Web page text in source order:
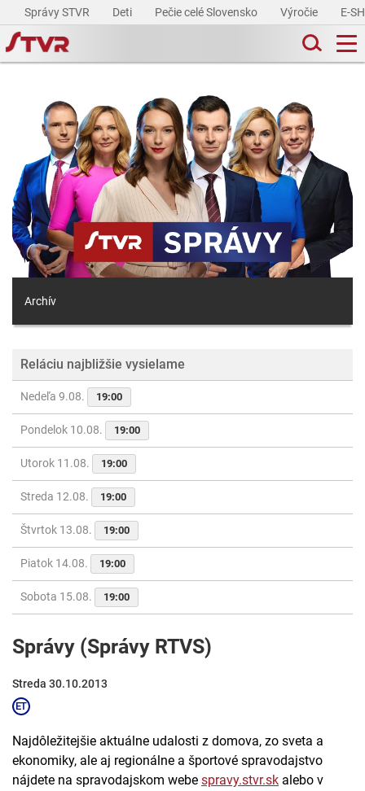
Správy STVR Deti Pečie celé Slovensko Výročie E-
Archív
Reláciu najbližšie vysielame
Nedeľa 9.08. 19:00
Pondelok 10.08. 19:00
Utorok 11.08. 19:00
Streda 12.08. 19:00
Štvrtok 13.08. 19:00
Piatok 14.08. 19:00
Sobota 15.08. 19:00
Správy (Správy RTVS)
Streda 30.10.2013
Najdôležitejšie aktuálne udalosti z domova, zo sveta a
ekonomiky, ale aj regionálne a športové spravodajstvo
nájdete na spravodajskom webe spravy.stvr.sk alebo v